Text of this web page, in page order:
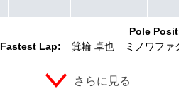
Pole
Fastest Lap:
箕輪 卓也 ミノワファ
さらに見る